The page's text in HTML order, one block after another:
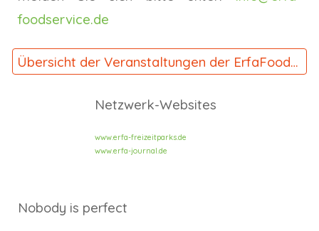
foodservice.de
Übersicht der Veranstaltungen der ErfaFoodService
Netzwerk-Websites
www.erfa-freizeitparks.de
www.erfa-journal.de
Nobody is perfect